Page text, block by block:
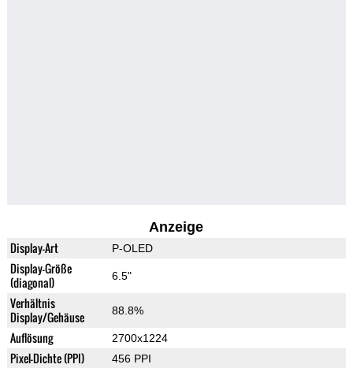
Anzeige
Display-Art P-OLED
Display-Größe
(diagonal)
6.5"
Verhältnis
Display/Gehäuse
88.8%
Auflösung 2700x1224
Pixel-Dichte (PPI) 456 PPI